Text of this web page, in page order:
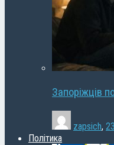
Запоріжців
zapsich,
Політика